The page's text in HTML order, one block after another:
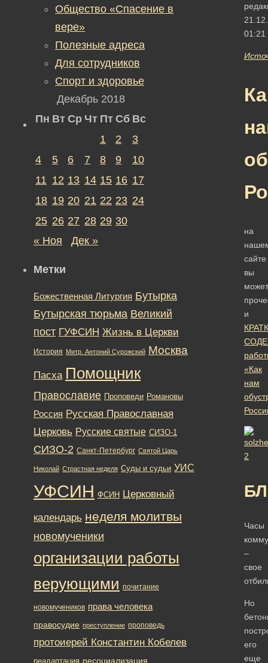
01:21
на
сайте
вы
и
«Как
нам
Часы
–
свое
Но
его
еще
Общество «Спасение в
вере»
Полезные адреса
Для сотрудников
Спорт и здоровье
Декабрь 2018
Пн Вт Ср Чт Пт Сб Вс
1
2
3
4
5 6 7 8 9
10
11 12 13 14 15 16 17
18 19 20 21 22 23 24
25 26 27 28 29 30
« Ноя
Дек »
Метки
Божественная Литургия Бутырка
Бутырская тюрьма Великий
пост ГУФСИН Жизнь в Церкви
История Митр. Антоний Сурожский Москва
Пасха Помощник
Православие Проповеди Романовы
Россия Русская Православная
Церковь Русские святые СИЗО-1
СИЗО-2 Санкт-Петербург Святой Царь
Николай Страстная неделя Суды и судьи УИС
УФСИН ФСИН Церковный
календарь неделя молитвы
новомученики
организации работы
верующими почитание
новомучеников права человека
правосудие преступление проповедь
протоиерей Константин Кобелев
реадаптация ресоциализация